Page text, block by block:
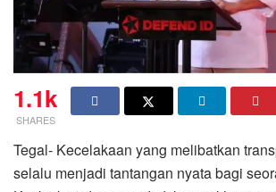
1.1k
SHARES
Tegal- Kecelakaan yang melibatkan
selalu menjadi tantangan nyata bagi